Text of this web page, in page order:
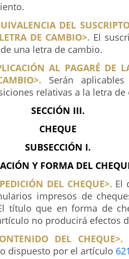
DEL
DE CAMBIO>. El
una letra de cambio.
AL PAGARÉ DE
Serán
relativas a la letra de
SECCIÓN III.
CHEQUE
SUBSECCIÓN I.
Y FORMA DEL
DEL CHEQUE>. El
impresos de
título que en forma de
no producirá efectos
DEL CHEQUE>.
dispuesto por el artículo